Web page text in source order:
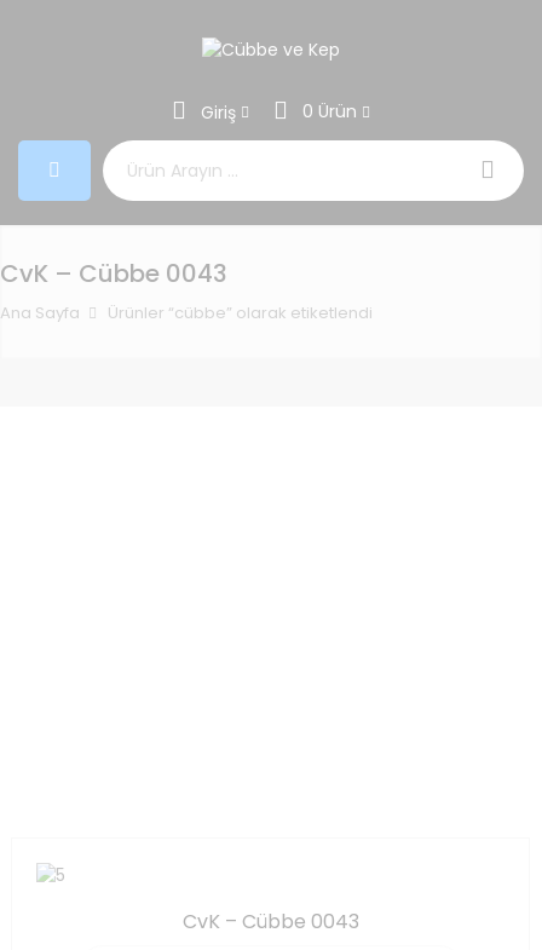
Giriş
0 Ürün
CvK – Cübbe 0043
Ana Sayfa Ürünler “cübbe” olarak etiketlendi
CvK – Cübbe 0043